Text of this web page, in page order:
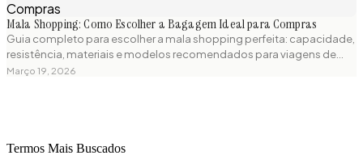
Mala Shopping: Como Escolher a Bagagem Ideal para Compras
Guia completo para escolher a mala shopping perfeita: capacidade,
resistência, materiais e modelos recomendados para viagens de
compras. Dicas práticas e produtos testados para sua próxima
Março 19, 2026
Termos Mais Buscados